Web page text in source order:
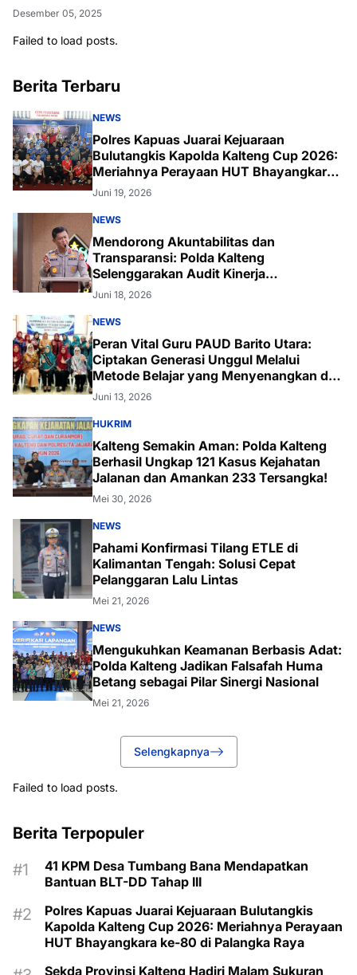
Desember 05, 2025
Failed to load posts.
Berita Terbaru
NEWS
Polres Kapuas Juarai Kejuaraan
Bulutangkis Kapolda Kalteng Cup 2026:
Meriahnya Perayaan HUT Bhayangkara
ke-80 di Palangka Raya
Juni 19, 2026
NEWS
Mendorong Akuntabilitas dan
Transparansi: Polda Kalteng
Selenggarakan Audit Kinerja
Komprehensif Bersama Itwasum Polri
Juni 18, 2026
NEWS
Peran Vital Guru PAUD Barito Utara:
Ciptakan Generasi Unggul Melalui
Metode Belajar yang Menyenangkan dan
Inovatif
Juni 13, 2026
HUKRIM
Kalteng Semakin Aman: Polda Kalteng
Berhasil Ungkap 121 Kasus Kejahatan
Jalanan dan Amankan 233 Tersangka!
Mei 30, 2026
NEWS
Pahami Konfirmasi Tilang ETLE di
Kalimantan Tengah: Solusi Cepat
Pelanggaran Lalu Lintas
Mei 21, 2026
NEWS
Mengukuhkan Keamanan Berbasis Adat:
Polda Kalteng Jadikan Falsafah Huma
Betang sebagai Pilar Sinergi Nasional
Mei 21, 2026
Selengkapnya
Failed to load posts.
Berita Terpopuler
41 KPM Desa Tumbang Bana Mendapatkan
Bantuan BLT-DD Tahap III
Polres Kapuas Juarai Kejuaraan Bulutangkis
Kapolda Kalteng Cup 2026: Meriahnya Perayaan
HUT Bhayangkara ke-80 di Palangka Raya
Sekda Provinsi Kalteng Hadiri Malam Sukuran